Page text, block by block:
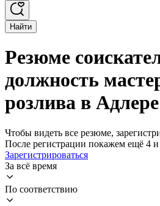
Найти
Резюме
должность
розлива в Адлере
Чтобы видеть все резюме,
После регистрации покажем ещё 4
Зарегистрироваться
За всё время
По соответствию